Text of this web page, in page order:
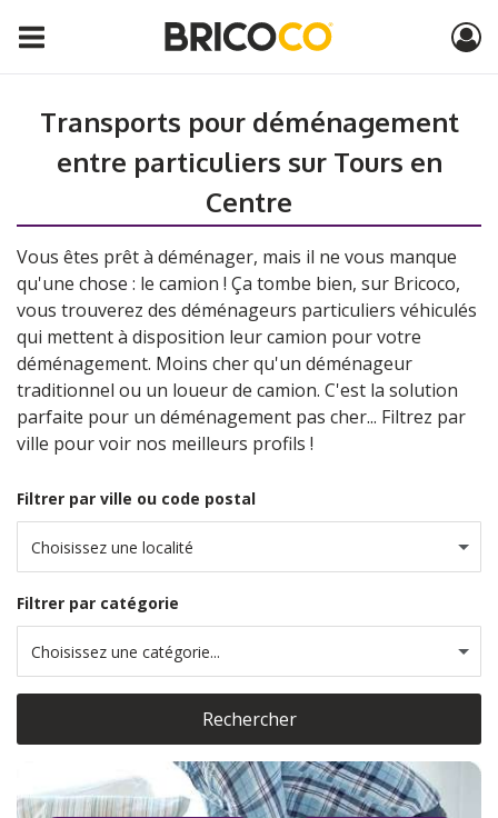
Transports pour déménagement
entre particuliers sur Tours en
Centre
Vous êtes prêt à déménager, mais il ne vous manque
qu'une chose : le camion ! Ça tombe bien, sur Bricoco,
vous trouverez des déménageurs particuliers véhiculés
qui mettent à disposition leur camion pour votre
déménagement. Moins cher qu'un déménageur
traditionnel ou un loueur de camion. C'est la solution
parfaite pour un déménagement pas cher... Filtrez par
ville pour voir nos meilleurs profils !
Filtrer par ville ou code postal
Choisissez une localité
Filtrer par catégorie
Choisissez une catégorie...
Rechercher